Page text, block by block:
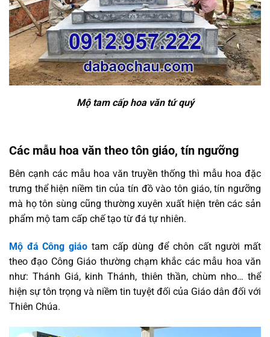
Mộ tam cấp hoa văn tứ quý
Các mẫu hoa văn theo tôn giáo, tín ngưỡng
Bên cạnh các mẫu hoa văn truyền thống thì mẫu hoa đặc
trưng thể hiện niềm tin của tín đồ vào tôn giáo, tín ngưỡng
mà họ tôn sùng cũng thường xuyên xuất hiện trên các sản
phẩm mộ tam cấp chế tạo từ đá tự nhiên.
Mộ đá Công giáo tam cấp dùng để chôn cất người mất
theo đạo Công Giáo thường chạm khắc các mẫu hoa văn
như: Thánh Giá, kinh Thánh, thiên thần, chùm nho… thể
hiện sự tôn trọng và niềm tin tuyệt đối của Giáo dân đối với
Thiên Chúa.